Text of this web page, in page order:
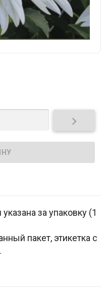

за упаковку (1
пакет, этикетка с